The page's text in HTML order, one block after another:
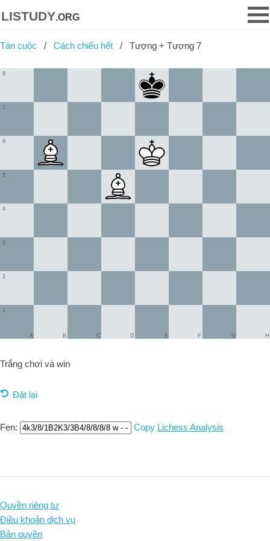
listudy.org
Tàn cuộc Cách chiếu hết Tượng + Tượng 7
1
2
3
4
5
6
7
8
A B C D E F G H
Trắng chơi và win
Đặt lại
Fen: Copy Lichess Analysis
Quyền riêng tư
Điều khoản dịch vụ
Bản quyền